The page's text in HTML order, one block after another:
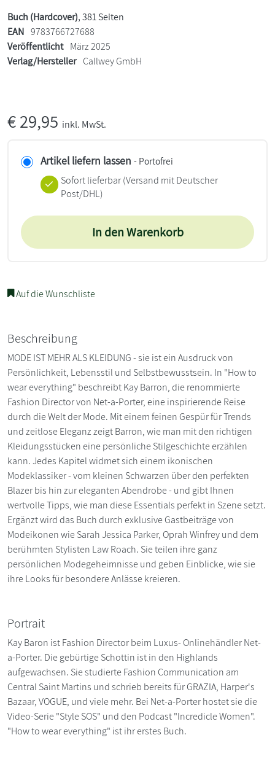
Buch (Hardcover), 381 Seiten
EAN 9783766727688
Veröffentlicht März 2025
Verlag/Hersteller Callwey GmbH
€29,95 inkl. MwSt.
Artikel liefern lassen - Portofrei
Sofort lieferbar(Versand mit Deutscher
Post/DHL)
In den Warenkorb
Auf die Wunschliste
Beschreibung
MODE IST MEHR ALS KLEIDUNG - sie ist ein Ausdruck von
Persönlichkeit, Lebensstil und Selbstbewusstsein. In "How to
wear everything" beschreibt Kay Barron, die renommierte
Fashion Director von Net-a-Porter, eine inspirierende Reise
durch die Welt der Mode. Mit einem feinen Gespür für Trends
und zeitlose Eleganz zeigt Barron, wie man mit den richtigen
Kleidungsstücken eine persönliche Stilgeschichte erzählen
kann. Jedes Kapitel widmet sich einem ikonischen
Modeklassiker - vom kleinen Schwarzen über den perfekten
Blazer bis hin zur eleganten Abendrobe - und gibt Ihnen
wertvolle Tipps, wie man diese Essentials perfekt in Szene setzt.
Ergänzt wird das Buch durch exklusive Gastbeiträge von
Modeikonen wie Sarah Jessica Parker, Oprah Winfrey und dem
berühmten Stylisten Law Roach. Sie teilen ihre ganz
persönlichen Modegeheimnisse und geben Einblicke, wie sie
ihre Looks für besondere Anlässe kreieren.
Portrait
Kay Baron ist Fashion Director beim Luxus- Onlinehändler Net-
a-Porter. Die gebürtige Schottin ist in den Highlands
aufgewachsen. Sie studierte Fashion Communication am
Central Saint Martins und schrieb bereits für GRAZIA, Harper's
Bazaar, VOGUE, und viele mehr. Bei Net-a-Porter hostet sie die
Video-Serie "Style SOS" und den Podcast "Incredicle Women".
"How to wear everything" ist ihr erstes Buch.